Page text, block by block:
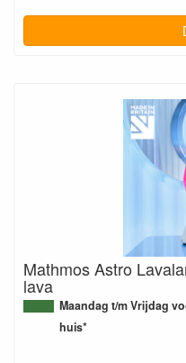
Mathmos Astro
lava
Maandag t/m Vrijdag
huis*